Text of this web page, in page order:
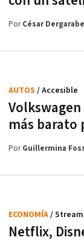
PorCésar
más barato
AUTOS / Accesible
PorGuillermina
Netflix,
ECONOMÍA/